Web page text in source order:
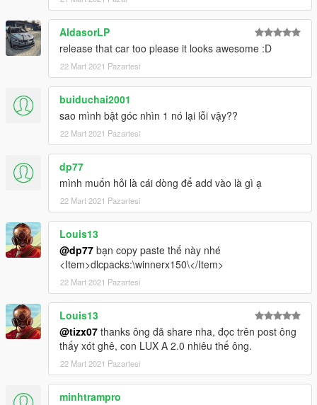
AldasorLP
release that car too please it looks awesome :D
22 Mart 2021 Pazartesi
buiduchai2001
sao mình bật góc nhìn 1 nó lại lỗi vậy??
22 Mart 2021 Pazartesi
dp77
mình muốn hỏi là cái dòng để add vào là gì ạ
22 Mart 2021 Pazartesi
Louis13
@dp77 bạn copy paste thế này nhé
<Item>dlcpacks:\winnerx150\</Item>
22 Mart 2021 Pazartesi
Louis13
@tizx07 thanks ông đã share nha, đọc trên post ông
thấy xót ghê, con LUX A 2.0 nhiêu thế ông.
22 Mart 2021 Pazartesi
minhtrampro